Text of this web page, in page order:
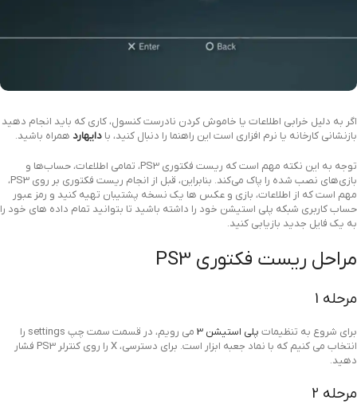
اگر به دلیل خرابی اطلاعات یا خاموش کردن نادرست کنسول، کاری که باید انجام دهید
بازنشانی کارخانه یا نرم افزاری است این راهنما را دنبال کنید، با دایهارد همراه باشید.
توجه به این نکته مهم است که ریست فکتوری PS3، تمامی اطلاعات، حساب‌ها و
بازی‌های نصب شده را پاک می‌کند.
بنابراین، قبل از انجام ریست فکتوری بر روی PS3،
مهم است که از اطلاعات، بازی و عکس ها یک نسخه پشتیبان تهیه کنید و رمز عبور
حساب کاربری شبکه پلی استیشن خود را داشته باشید تا بتوانید تمام داده های خود را
به یک فایل جدید بازیابی کنید.
مراحل ریست فکتوری PS3
مرحله 1
برای شروع به تنظیمات پلی استیشن 3
می رویم، در قسمت سمت چپ settings را
انتخاب می کنیم که با نماد جعبه ابزار است. برای دسترسی، X را روی کنترلر PS3 فشار
دهید.
مرحله 2